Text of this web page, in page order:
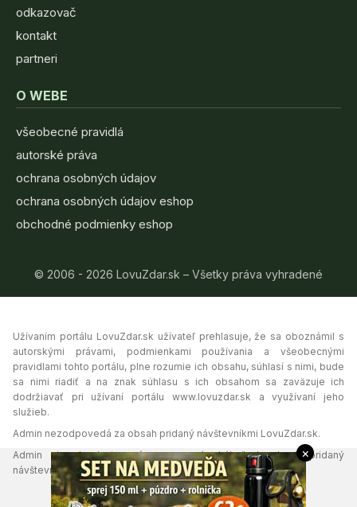
odkazovač
kontakt
partneri
O WEBE
všeobecné pravidlá
autorské práva
ochrana osobných údajov
ochrana osobných údajov eshop
obchodné podmienky eshop
© 2006 - 2026 LovuZdar.sk – Všetky práva vyhradené
Užívaním portálu LovuZdar.sk užívateľ prehlasuje, že sa oboznámil s
autorskými právami, podmienkami používania a všeobecnými
pravidlami tohto portálu, plne rozumie ich obsahu, súhlasí s nimi, bude
sa nimi riadiť a na znak súhlasu s ich obsahom sa zaväzuje ich
dodržiavať pri užívaní portálu www.lovuzdar.sk a využívaní jeho
služieb.
Admin nezodpovedá za obsah pridaný návštevníkmi LovuZdar.sk.
Admin si vyhradzuje právo vymazať akýkoľvek obsah pridaný
návštevníkmi portálu, ak tak uzná za vhodné.
×